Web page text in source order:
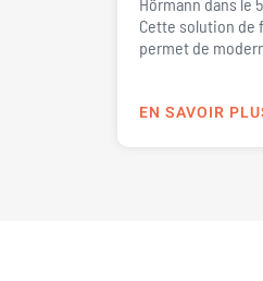
Cette solution de
permet de
EN SAVOIR